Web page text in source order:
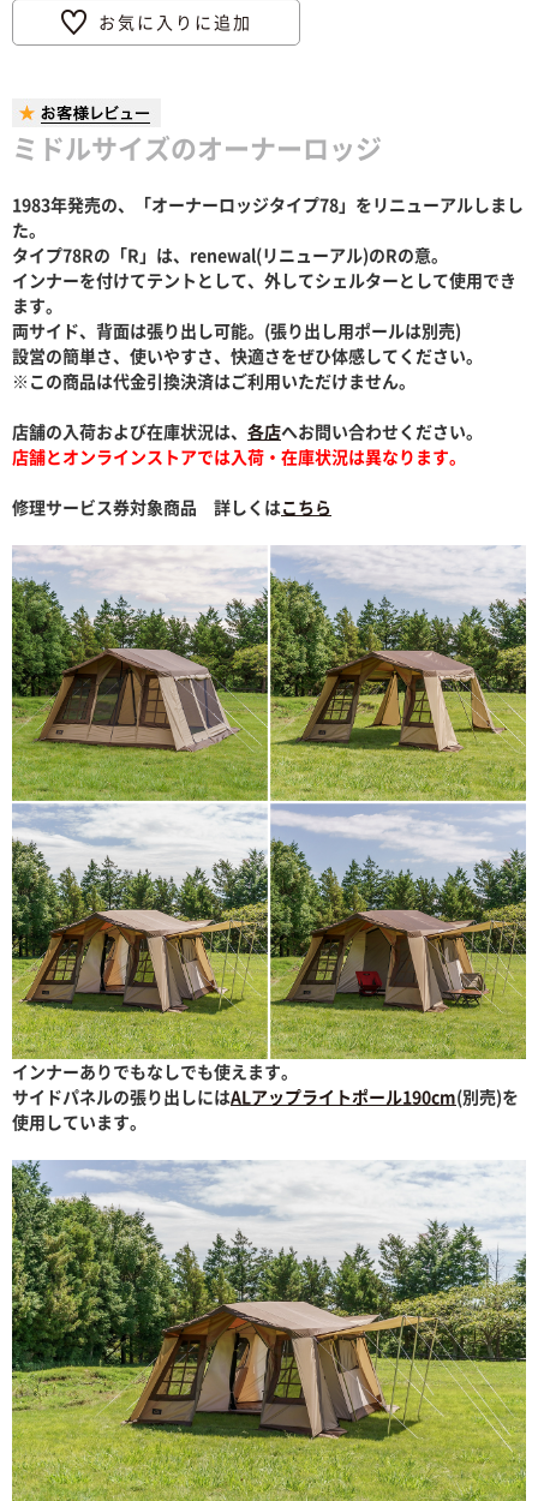
お気に入りに追加
ミドルサイズのオーナーロッジ
1983年発売の、「オーナーロッジタイプ78」をリニューアルしまし
た。
タイプ78Rの「R」は、renewal(リニューアル)のRの意。
インナーを付けてテントとして、外してシェルターとして使用でき
ます。
両サイド、背面は張り出し可能。(張り出し用ポールは別売)
設営の簡単さ、使いやすさ、快適さをぜひ体感してください。
※この商品は代金引換決済はご利用いただけません。
店舗の入荷および在庫状況は、 各店へお問い合わせください。
店舗とオンラインストアでは入荷・在庫状況は異なります。
修理サービス券対象商品 詳しくはこちら
インナーありでもなしでも使えます。
サイドパネルの張り出しにはALアップライトポール190cm(別売)を
使用しています。